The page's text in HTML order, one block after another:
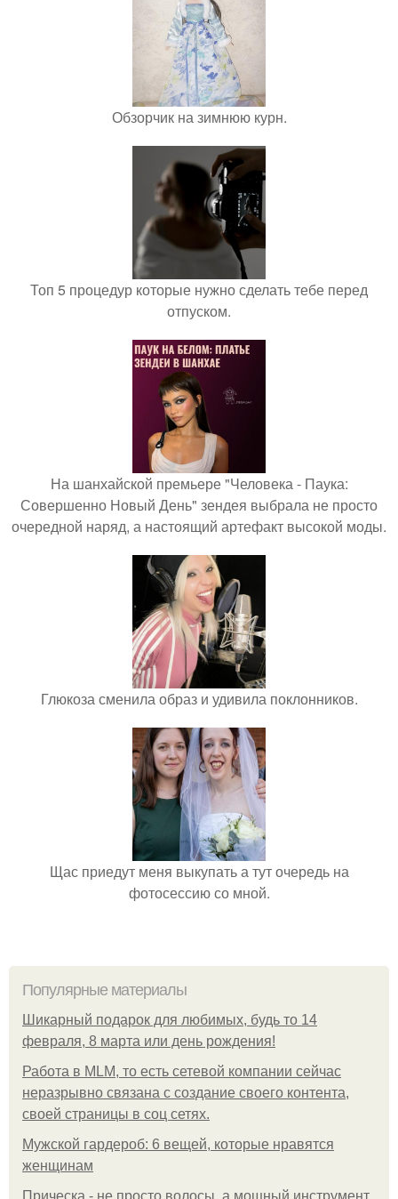
Обзорчик на зимнюю курн.
Топ 5 процедур которые нужно сделать тебе перед
отпуском.
На шанхайской премьере "Человека - Паука:
Совершенно Новый День" зендея выбрала не просто
очередной наряд, а настоящий артефакт высокой моды.
Глюкоза сменила образ и удивила поклонников.
Щас приедут меня выкупать а тут очередь на
фотосессию со мной.
Популярные материалы
Шикарный подарок для любимых, будь то 14
февраля, 8 марта или день рождения!
Работа в MLM, то есть сетевой компании сейчас
неразрывно связана с создание своего контента,
своей страницы в соц сетях.
Мужской гардероб: 6 вещей, которые нравятся
женщинам
Прическа - не просто волосы, а мощный инструмент